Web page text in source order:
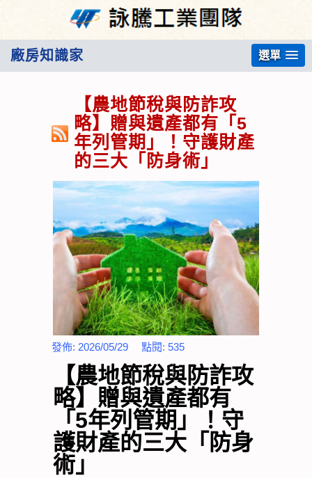
廠房知識家 選單
【農地節稅與防詐攻
略】贈與遺產都有「5
年列管期」！守護財產
的三大「防身術」
發佈: 2026/05/29 點閱: 535
【農地節稅與防詐攻
略】贈與遺產都有
「5年列管期」！守
護財產的三大「防身
術」